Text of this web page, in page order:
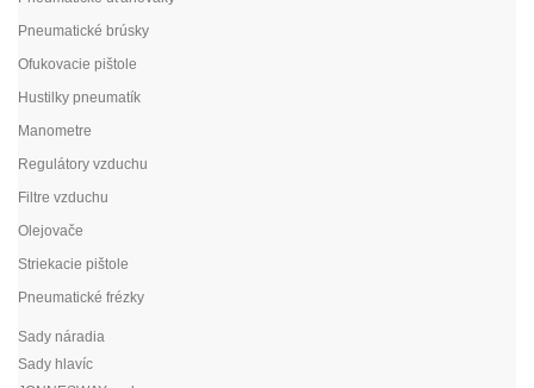
Pneumatické brúsky
Ofukovacie pištole
Hustilky pneumatík
Manometre
Regulátory vzduchu
Filtre vzduchu
Olejovače
Striekacie pištole
Pneumatické frézky
Sady náradia
Sady hlavíc